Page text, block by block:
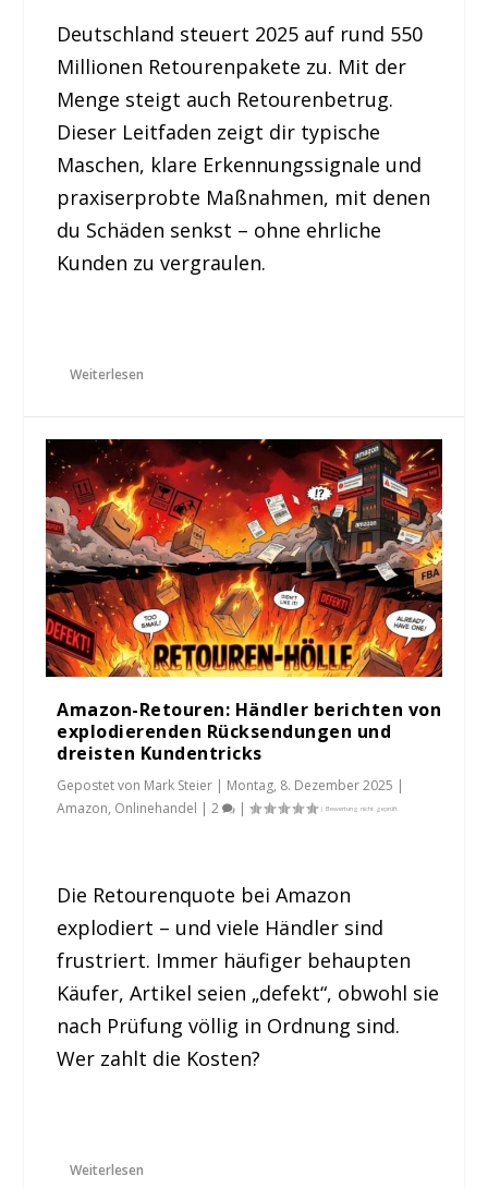
Deutschland steuert 2025 auf rund 550
Millionen Retourenpakete zu. Mit der
Menge steigt auch Retourenbetrug.
Dieser Leitfaden zeigt dir typische
Maschen, klare Erkennungssignale und
praxiserprobte Maßnahmen, mit denen
du Schäden senkst – ohne ehrliche
Kunden zu vergraulen.
Weiterlesen
Amazon-Retouren: Händler berichten von
explodierenden Rücksendungen und
dreisten Kundentricks
Gepostet von Mark Steier | Montag, 8. Dezember 2025 |
Amazon, Onlinehandel |2 |
Die Retourenquote bei Amazon
explodiert – und viele Händler sind
frustriert. Immer häufiger behaupten
Käufer, Artikel seien „defekt“, obwohl sie
nach Prüfung völlig in Ordnung sind.
Wer zahlt die Kosten?
Weiterlesen